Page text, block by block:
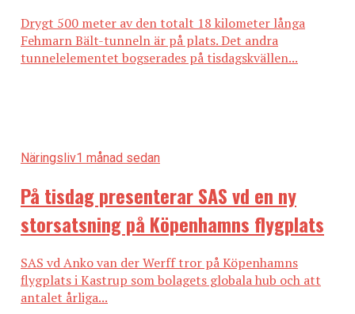
Drygt 500 meter av den totalt 18 kilometer långa
Fehmarn Bält-tunneln är på plats. Det andra
tunnelelementet bogserades på tisdagskvällen...
Näringsliv1 månad sedan
På tisdag presenterar SAS vd en ny
storsatsning på Köpenhamns flygplats
SAS vd Anko van der Werff tror på Köpenhamns
flygplats i Kastrup som bolagets globala hub och att
antalet årliga...